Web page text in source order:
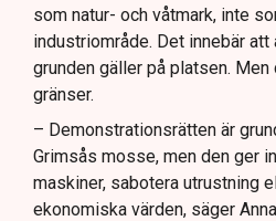
som natur- och våtmark, inte
industriområde. Det innebär
grunden gäller på platsen. Men
gränser.
– Demonstrationsrätten är
Grimsås mosse, men den ger
maskiner, sabotera utrustning
ekonomiska värden, säger